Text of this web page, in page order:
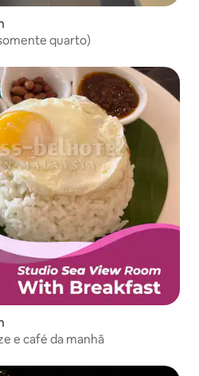
quarto)
e café da manhã